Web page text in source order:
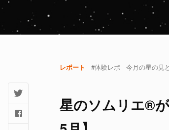
レポート #体験レポ 今月の星の見
星のソムリエ®